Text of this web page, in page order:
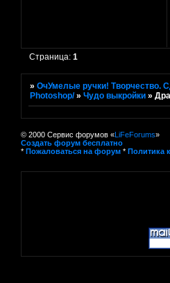
Страница:1
»ОчУмелые ручки! Творчество.
Photoshop/ »Чудо выкройки »
© 2000 Сервис форумов «LiFeForums»
Создать форум бесплатно
* Пожаловаться на форум * Политика